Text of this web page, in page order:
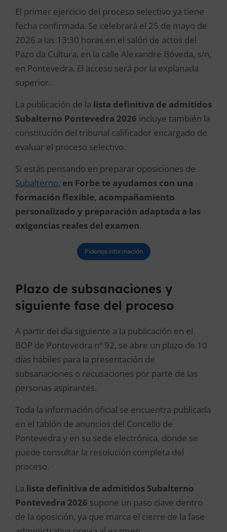
El primer ejercicio del proceso selectivo ya tiene
fecha confirmada. Se celebrará el 25 de mayo de
2026 a las 13:30 horas en el salón de actos del
Pazo da Cultura, en la calle Alexandre Bóveda, s/n,
en Pontevedra. El acceso será por la explanada
superior.
La publicación de la lista definitiva de admitidos
Subalterno Pontevedra 2026 incluye también la
constitución del tribunal calificador encargado de
evaluar el proceso selectivo.
Si estás pensando en preparar oposiciones de
Subalterno, en Forbe te ayudamos con una
formación flexible, acompañamiento
personalizado y preparación adaptada a las
exigencias reales del examen.
Pídenos información
Plazo de subsanaciones y
siguiente fase del proceso
A partir del día siguiente a la publicación en el
BOP de Pontevedra nº 92, se abre un plazo de 10
días hábiles para la presentación de
subsanaciones o recusaciones por parte de las
personas aspirantes.
Toda la información oficial se encuentra publicada
en el tablón de anuncios del Concello de
Pontevedra y en su sede electrónica, donde se
puede consultar la resolución completa del
proceso.
La lista definitiva de admitidos Subalterno
Pontevedra 2026 supone un paso clave dentro
de la oposición, ya que marca el cierre de la fase